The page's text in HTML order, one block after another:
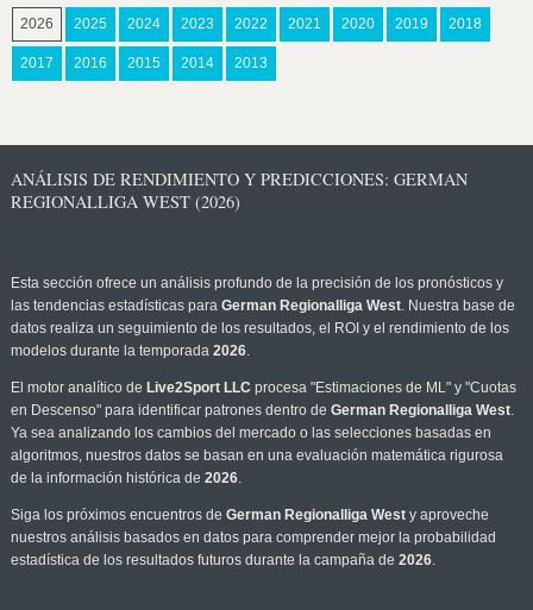
2026 2025 2024 2023 2022 2021 2020 2019 2018
2017 2016 2015 2014 2013
ANÁLISIS DE RENDIMIENTO Y PREDICCIONES: GERMAN
REGIONALLIGA WEST (2026)
Esta sección ofrece un análisis profundo de la precisión de los pronósticos y
las tendencias estadísticas para German Regionalliga West. Nuestra base de
datos realiza un seguimiento de los resultados, el ROI y el rendimiento de los
modelos durante la temporada 2026.
El motor analítico de Live2Sport LLC procesa "Estimaciones de ML" y "Cuotas
en Descenso" para identificar patrones dentro de German Regionalliga West.
Ya sea analizando los cambios del mercado o las selecciones basadas en
algoritmos, nuestros datos se basan en una evaluación matemática rigurosa
de la información histórica de 2026.
Siga los próximos encuentros de German Regionalliga Westy aproveche
nuestros análisis basados en datos para comprender mejor la probabilidad
estadística de los resultados futuros durante la campaña de 2026.